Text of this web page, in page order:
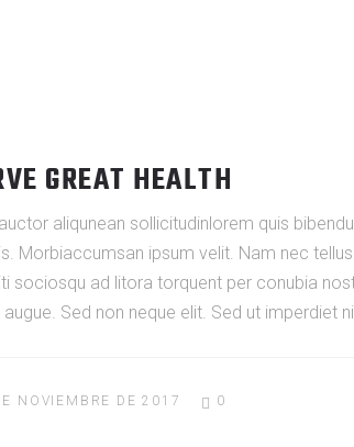
GREAT HEALTH
aliqunean sollicitudinlorem quis
Morbiaccumsan ipsum velit. Nam nec
sociosqu ad litora torquent per conubia
Sed non neque elit. Sed ut imperdiet
NOVIEMBRE DE 2017 0